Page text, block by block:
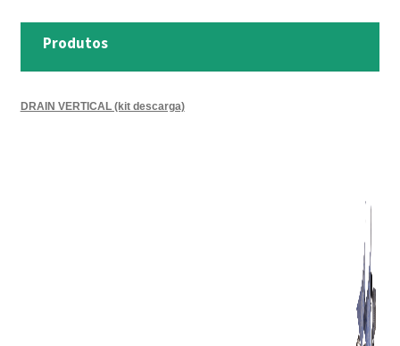
Produtos
DRAIN VERTICAL (kit descarga)